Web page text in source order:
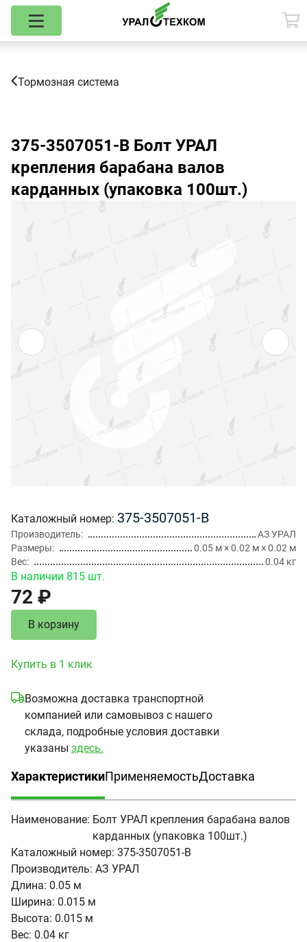
Тормозная система
375-3507051-В Болт УРАЛ
крепления барабана валов
карданных (упаковка 100шт.)
Каталожный номер 375-3507051-В
Производитель
АЗ УРАЛ
Размеры
0.05 м × 0.02 м × 0.02 м
Вес
0.04 кг
В наличии 815 шт.
72 ₽
В корзину
Купить в 1 клик
Возможна доставка транспортной
компанией или самовывоз с нашего
склада, подробные условия доставки
указаны здесь.
Характеристики
(активная вкладка)
ПрименяемостьДоставка
Наименование: Болт УРАЛ крепления барабана валов
карданных (упаковка 100шт.)
Каталожный номер: 375-3507051-В
Производитель: АЗ УРАЛ
Длина: 0.05 м
Ширина: 0.015 м
Высота: 0.015 м
Вес: 0.04 кг